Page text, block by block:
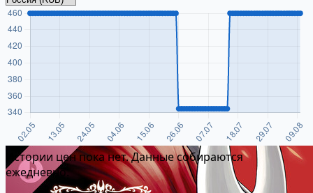
Истории цен пока нет. Данные собираются
ежедневно.